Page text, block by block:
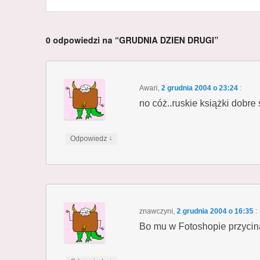
0 odpowiedzi na “GRUDNIA DZIEN DRUGI”
Awari 2 grudnia 2004 o 23:24 :
no cóż..ruskie książki
Odpowiedz ↓
znawczyni 2 grudnia 2004 o 16:35 :
Bo mu w Fotoshopie